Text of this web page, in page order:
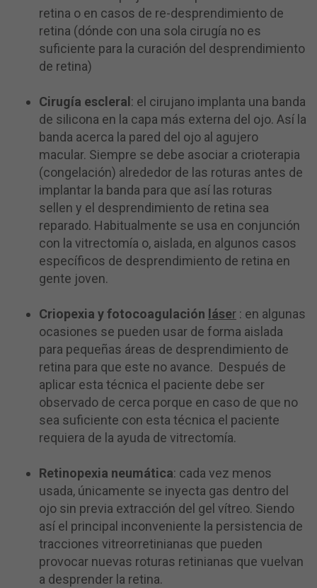
retina o en casos de re-desprendimiento de
retina (dónde con una sola cirugía no es
suficiente para la curación del desprendimiento
de retina)
Cirugía escleral : el cirujano implanta una banda
de silicona en la capa más externa del ojo. Así la
banda acerca la pared del ojo al agujero
macular. Siempre se debe asociar a crioterapia
(congelación) alrededor de las roturas antes de
implantar la banda para que así las roturas
sellen y el desprendimiento de retina sea
reparado. Habitualmente se usa en conjunción
con la vitrectomía o, aislada, en algunos casos
específicos de desprendimiento de retina en
gente joven.
Criopexia y fotocoagulación láser : en algunas
ocasiones se pueden usar de forma aislada
para pequeñas áreas de desprendimiento de
retina para que este no avance. Después de
aplicar esta técnica el paciente debe ser
observado de cerca porque en caso de que no
sea suficiente con esta técnica el paciente
requiera de la ayuda de vitrectomía.
Retinopexia neumática: cada vez menos
usada, únicamente se inyecta gas dentro del
ojo sin previa extracción del gel vítreo. Siendo
así el principal inconveniente la persistencia de
tracciones vitreorretinianas que pueden
provocar nuevas roturas retinianas que vuelvan
a desprender la retina.